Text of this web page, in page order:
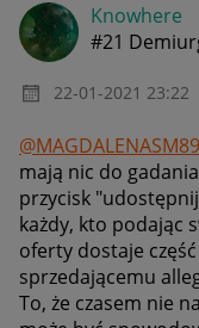
Knowhere
#21 Demiurg
‎22-01-2021 23:22
@MAGDALENASM89
mają nic do
przycisk
każdy, kto podając
oferty dostaje
sprzedającemu
To, że czasem nie